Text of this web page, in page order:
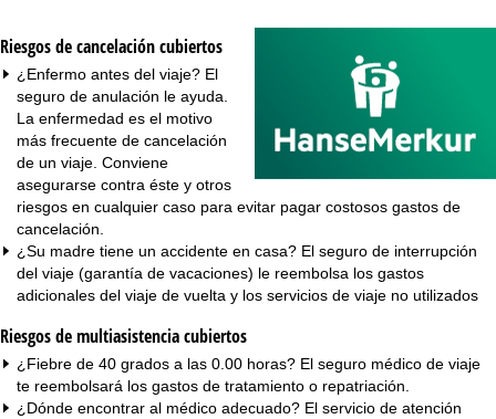
Riesgos de cancelación cubiertos
¿Enfermo antes del viaje? El
seguro de anulación le ayuda.
La enfermedad es el motivo
más frecuente de cancelación
de un viaje. Conviene
asegurarse contra éste y otros
riesgos en cualquier caso para evitar pagar costosos gastos de
cancelación.
¿Su madre tiene un accidente en casa? El seguro de interrupción
del viaje (garantía de vacaciones) le reembolsa los gastos
adicionales del viaje de vuelta y los servicios de viaje no utilizados
Riesgos de multiasistencia cubiertos
¿Fiebre de 40 grados a las 0.00 horas? El seguro médico de viaje
te reembolsará los gastos de tratamiento o repatriación.
¿Dónde encontrar al médico adecuado? El servicio de atención